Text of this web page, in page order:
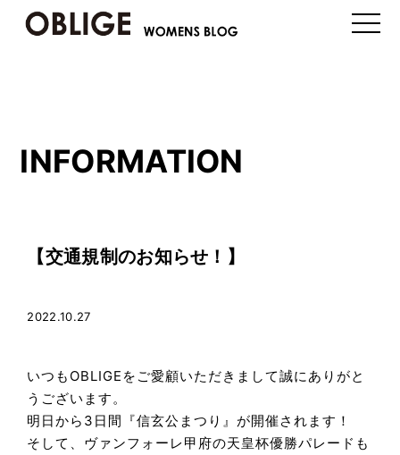
INFORMATION
【交通規制のお知らせ！】
2022.10.27
いつもOBLIGEをご愛顧いただきまして誠にありがと
うございます。
明日から3日間『信玄公まつり』が開催されます！
そして、ヴァンフォーレ甲府の天皇杯優勝パレードも